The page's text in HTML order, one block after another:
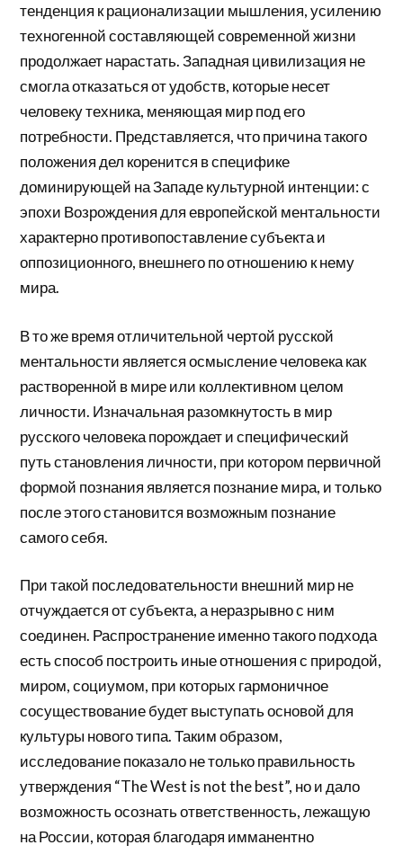
тенденция к рационализации мышления, усилению
техногенной составляющей современной жизни
продолжает нарастать. Западная цивилизация не
смогла отказаться от удобств, которые несет
человеку техника, меняющая мир под его
потребности. Представляется, что причина такого
положения дел коренится в специфике
доминирующей на Западе культурной интенции: с
эпохи Возрождения для европейской ментальности
характерно противопоставление субъекта и
оппозиционного, внешнего по отношению к нему
мира.
В то же время отличительной чертой русской
ментальности является осмысление человека как
растворенной в мире или коллективном целом
личности. Изначальная разомкнутость в мир
русского человека порождает и специфический
путь становления личности, при котором первичной
формой познания является познание мира, и только
после этого становится возможным познание
самого себя.
При такой последовательности внешний мир не
отчуждается от субъекта, а неразрывно с ним
соединен. Распространение именно такого подхода
есть способ построить иные отношения с природой,
миром, социумом, при которых гармоничное
сосуществование будет выступать основой для
культуры нового типа. Таким образом,
исследование показало не только правильность
утверждения “The West is not the best”, но и дало
возможность осознать ответственность, лежащую
на России, которая благодаря имманентно